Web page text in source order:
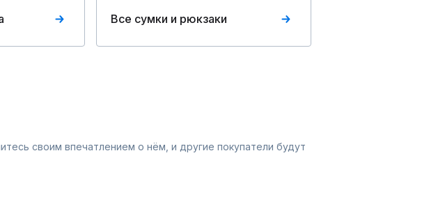
Все сумки и рюкзаки
своим впечатлением о нём, и другие покупатели будут